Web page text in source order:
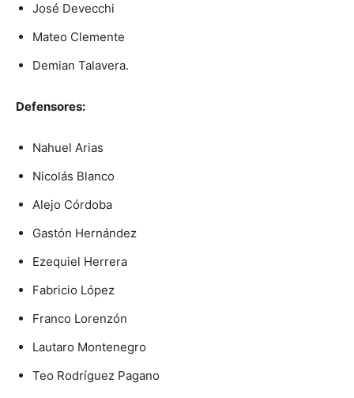
José Devecchi
Mateo Clemente
Demian Talavera.
Defensores:
Nahuel Arias
Nicolás Blanco
Alejo Córdoba
Gastón Hernández
Ezequiel Herrera
Fabricio López
Franco Lorenzón
Lautaro Montenegro
Teo Rodríguez Pagano